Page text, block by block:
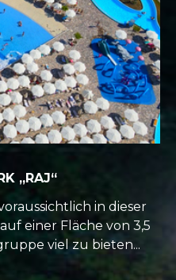
„RAJ“
in dieser
einer Fläche von 3,5
viel zu bieten...